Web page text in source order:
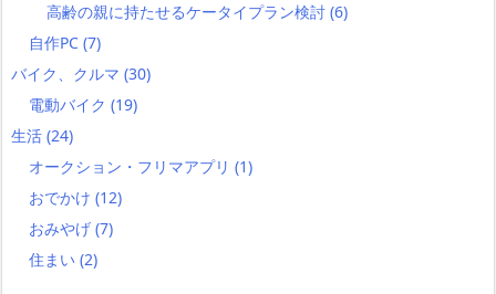
高齢の親に持たせるケータイプラン検討 (6)
自作PC (7)
バイク、クルマ (30)
電動バイク (19)
生活 (24)
オークション・フリマアプリ (1)
おでかけ (12)
おみやげ (7)
住まい (2)